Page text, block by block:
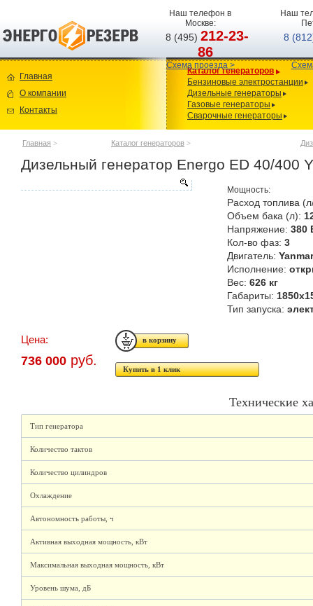
Наш телефон в
Москве:
8 (495)212-23-
86
Схема проезда >
Наш
8
Главная
О компании
Контакты
Каталог генераторов
Бензиновые электростанции
Дизельные генераторы
Газовые генераторы
Сварочные генераторы
Главная > Каталог генераторов >
Дизельный генератор Energo ED 40/400 Y
Мощность:
Расход топлива
Объем бака (л):
Напряжение: 380
Кол-во фаз: 3
Двигатель:
Исполнение:
Вес: 626 кг
Габариты:
Тип запуска:
Цена:
736 000 руб.
Купить в 1 клик
Технические
Тип генератора
Количество тактов
Количество цилиндров
Охлаждение
Автономность работы, ч
Активная выходная мощность, кВт
Максимальная выходная мощность, кВт
Уровень шума, дБ